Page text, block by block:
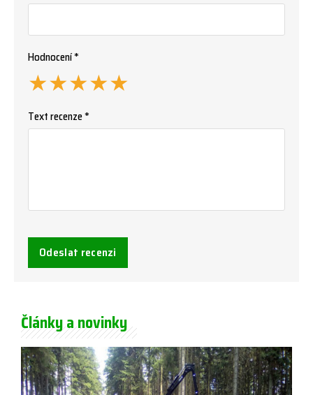
Hodnocení *
★
★
★
★
★
Text recenze *
Odeslat recenzi
Články a novinky